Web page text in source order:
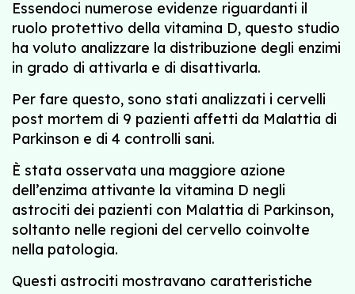
Essendoci numerose evidenze riguardanti il
ruolo protettivo della vitamina D, questo studio
ha voluto analizzare la distribuzione degli enzimi
in grado di attivarla e di disattivarla.
Per fare questo, sono stati analizzati i cervelli
post mortem di 9 pazienti affetti da Malattia di
Parkinson e di 4 controlli sani.
È stata osservata una maggiore azione
dell’enzima attivante la vitamina D negli
astrociti dei pazienti con Malattia di Parkinson,
soltanto nelle regioni del cervello coinvolte
nella patologia.
Questi astrociti mostravano caratteristiche